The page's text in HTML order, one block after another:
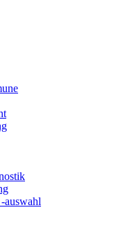
auswahl